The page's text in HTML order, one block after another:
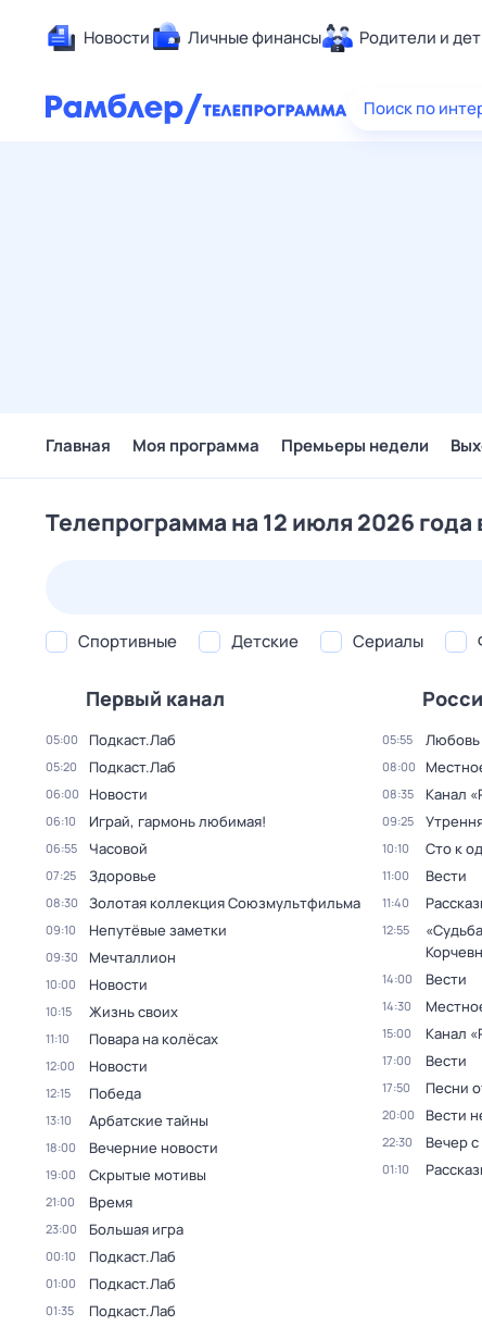
Новости Личные финансы Родители и
Здоровье
Поиск по
Главная Моя программа Премьеры недели
Телепрограмма на 12 июля 2026 года
Спортивные Детские Сериалы
Первый канал
05:00 Подкаст.Лаб
05:20 Подкаст.Лаб
06:00 Новости
06:10 Играй, гармонь любимая!
06:55 Часовой
07:25 Здоровье
08:30 Золотая коллекция Союзмультфильма
09:10 Непутёвые заметки
09:30 Мечталлион
10:00 Новости
10:15 Жизнь своих
11:10 Повара на колёсах
12:00 Новости
12:15 Победа
13:10 Арбатские тайны
18:00 Вечерние новости
19:00 Скрытые мотивы
21:00 Время
23:00 Большая игра
00:10 Подкаст.Лаб
01:00 Подкаст.Лаб
01:35 Подкаст.Лаб
05:55 Любовь
08:00
08:35 Канал
09:25
10:10 Сто к
11:00 Вести
11:40
12:55
14:00 Вести
14:30
15:00 Канал
17:00 Вести
17:50 Песни
20:00 Вести
22:30 Вечер
01:10